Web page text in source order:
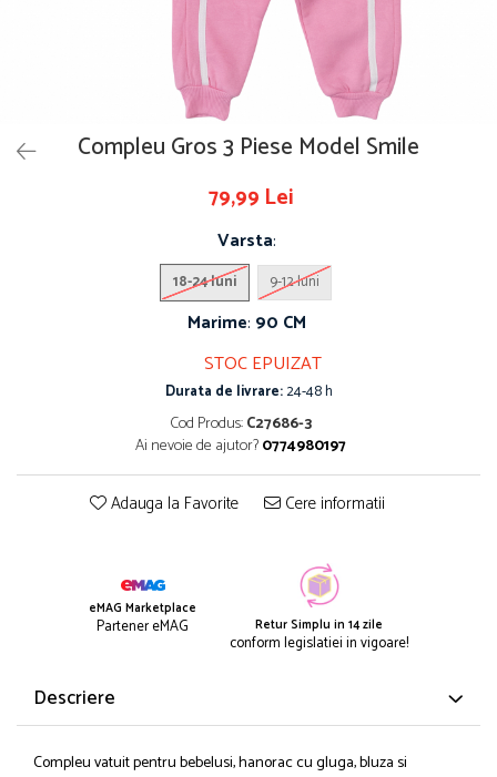
Compleu Gros 3 Piese Model Smile
79,99 Lei
Varsta:
18-24 luni 9-12 luni
Marime: 90 CM
STOC EPUIZAT
Durata de livrare:24-48 h
Cod Produs:C27686-3
Ai nevoie de ajutor?0774980197
Adauga la Favorite Cere informatii
eMAG Marketplace
Partener eMAG Retur Simplu in 14 zile
conform legislatiei in vigoare!
Descriere
Compleu vatuit pentru bebelusi, hanorac cu gluga, bluza si